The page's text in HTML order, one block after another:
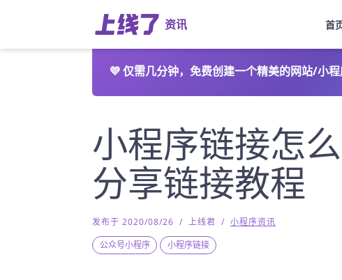
资讯 首
💜仅需几分钟，免费创建一个精美的网站/小程
小程序链接怎
分享链接教程
发布于 2020/08/26 / 上线君 / 小程序资讯
公众号小程序
小程序链接